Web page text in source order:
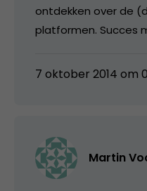
ontdekken over de
platformen. Succes
7 oktober 2014 om
Martin